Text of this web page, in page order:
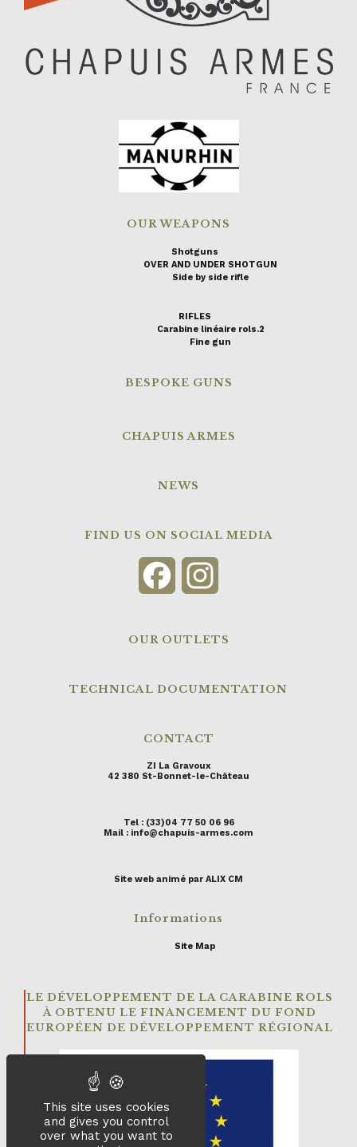
OUR WEAPONS
Shotguns
OVER AND UNDER SHOTGUN
Side by side rifle
RIFLES
Carabine linéaire rols.2
Fine gun
BESPOKE GUNS
CHAPUIS ARMES
NEWS
FIND US ON SOCIAL MEDIA
Facebook
OUR OUTLETS
TECHNICAL DOCUMENTATION
CONTACT
ZI La Gravoux
42 380 St-Bonnet-le-Château
Tel : (33)04 77 50 06 96
Mail : info@chapuis-armes.com
Site web animé par ALIX CM
Informations
Site Map
LE DÉVELOPPEMENT DE LA CARABINE ROLS
À OBTENU LE FINANCEMENT DU FOND
EUROPÉEN DE DÉVELOPPEMENT RÉGIONAL
This site uses cookies
and gives you control
over what you want to